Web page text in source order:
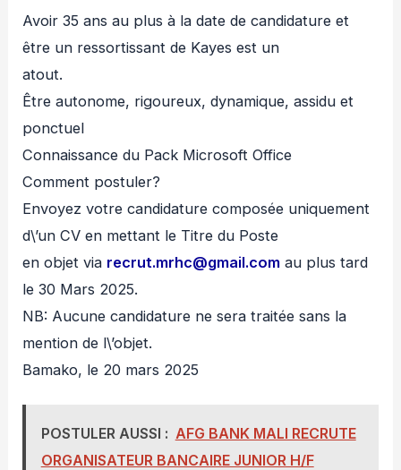
Avoir 35 ans au plus à la date de candidature et
être un ressortissant de Kayes est un
atout.
Être autonome, rigoureux, dynamique, assidu et
ponctuel
Connaissance du Pack Microsoft Office
Comment postuler?
Envoyez votre candidature composée uniquement
d\’un CV en mettant le Titre du Poste
en objet via recrut.mrhc@gmail.com au plus tard
le 30 Mars 2025.
NB: Aucune candidature ne sera traitée sans la
mention de l\’objet.
Bamako, le 20 mars 2025
POSTULER AUSSI : AFG BANK MALI RECRUTE
ORGANISATEUR BANCAIRE JUNIOR H/F